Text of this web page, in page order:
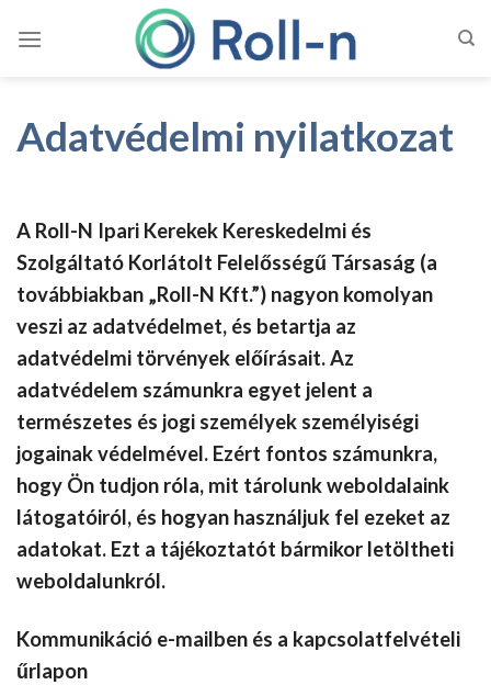
Adatvédelmi nyilatkozat
A Roll-N Ipari Kerekek Kereskedelmi és
Szolgáltató Korlátolt Felelősségű Társaság (a
továbbiakban „Roll-N Kft.”) nagyon komolyan
veszi az adatvédelmet, és betartja az
adatvédelmi törvények előírásait. Az
adatvédelem számunkra egyet jelent a
természetes és jogi személyek személyiségi
jogainak védelmével. Ezért fontos számunkra,
hogy Ön tudjon róla, mit tárolunk weboldalaink
látogatóiról, és hogyan használjuk fel ezeket az
adatokat. Ezt a tájékoztatót bármikor letöltheti
weboldalunkról.
Kommunikáció e-mailben és a kapcsolatfelvételi
űrlapon